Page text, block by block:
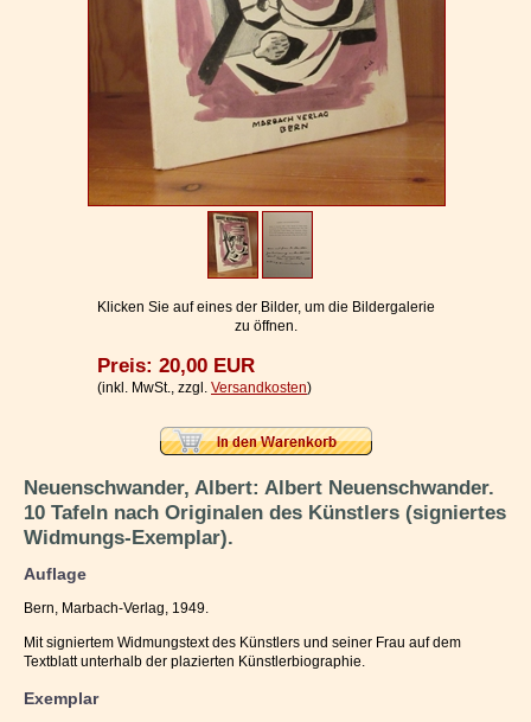
Widerrufsbelehrung
Geschäftsbedingungen
Datenschutzerklärung
Ihr WarenkorbKlicken Sie auf eines der Bilder, um die Bildergalerie
zu öffnen.
Preis: 20,00 EUR
(inkl. MwSt., zzgl. Versandkosten)
Neuenschwander, Albert: Albert Neuenschwander.
10 Tafeln nach Originalen des Künstlers (signiertes
Widmungs-Exemplar).
Auflage
Bern, Marbach-Verlag, 1949.
Mit signiertem Widmungstext des Künstlers und seiner Frau auf dem
Textblatt unterhalb der plazierten Künstlerbiographie.
Exemplar